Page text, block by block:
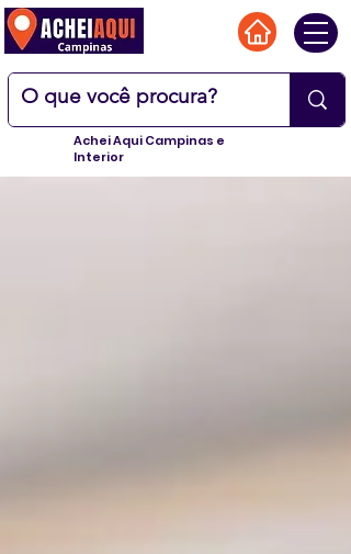
Achei Aqui Campinas e
Interior